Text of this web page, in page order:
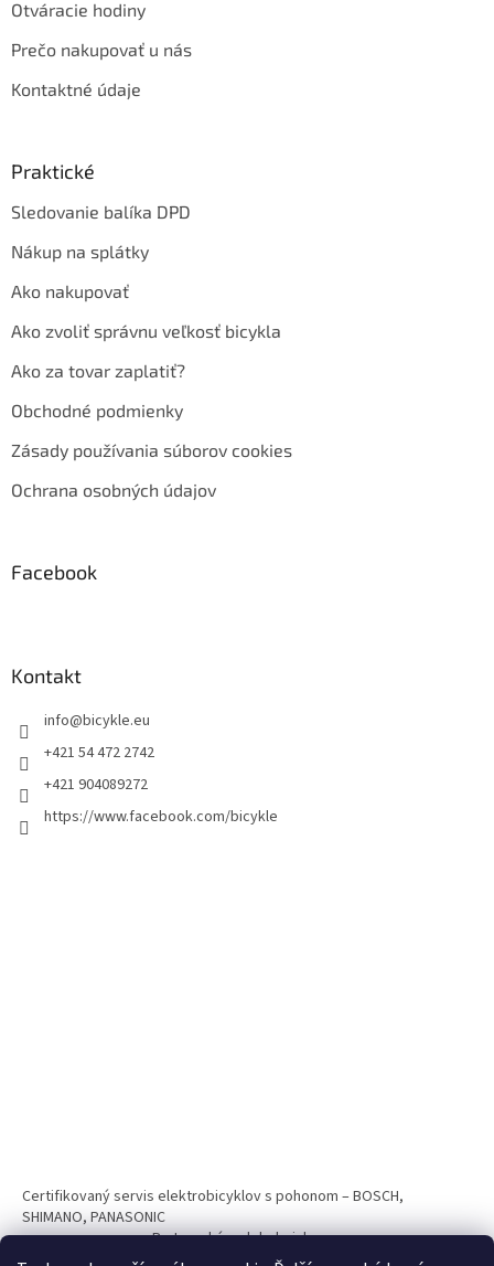
Otváracie hodiny
Prečo nakupovať u nás
Kontaktné údaje
Praktické
Sledovanie balíka DPD
Nákup na splátky
Ako nakupovať
Ako zvoliť správnu veľkosť bicykla
Ako za tovar zaplatiť?
Obchodné podmienky
Zásady používania súborov cookies
Ochrana osobných údajov
Facebook
Kontakt
info@bicykle.eu
+421 54 472 2742
+421 904089272
https://www.facebook.com/bicykle
Certifikovaný servis elektrobicyklov s pohonom – BOSCH,
SHIMANO, PANASONIC
Partnerský web hokejshop.eu